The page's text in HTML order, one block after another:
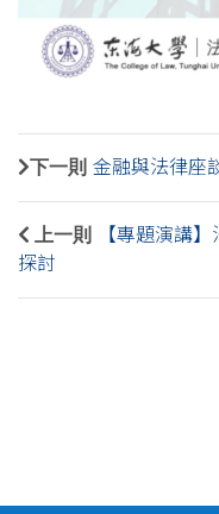
下一則 金融與法律座
上一則
【專題演講
探討